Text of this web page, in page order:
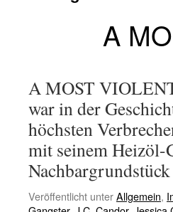
A
A MOST
war in der
höchsten
mit seinem Heizöl-
Veröffentlicht unterAllgemein,